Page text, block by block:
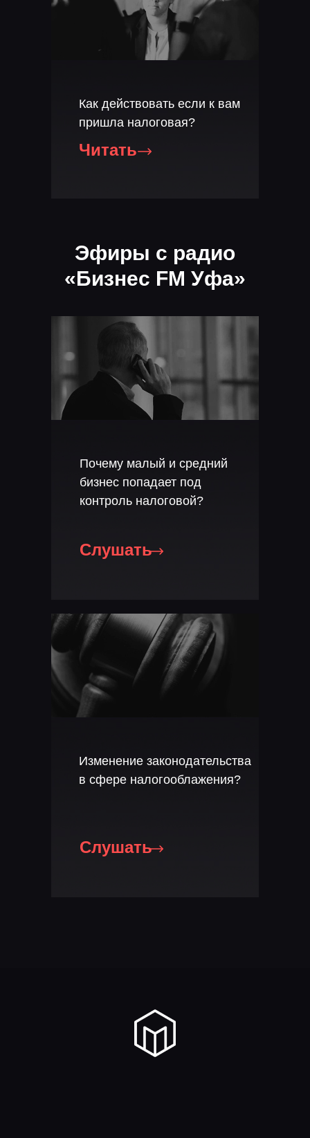
Как действовать если к вам
пришла налоговая?
Читать
Почему малый и средний
бизнес попадает под
контроль налоговой?
Слушать
Изменение законодательства
в сфере налогооблажения?
Слушать
Эфиры с радио
«Бизнес FM Уфа»